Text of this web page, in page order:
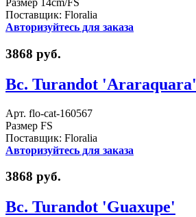
Размер 14cm/FS
Поставщик: Floralia
Авторизуйтесь для заказа
3868 руб.
Bc. Turandot 'Araraquara'
Арт. flo-cat-160567
Размер FS
Поставщик: Floralia
Авторизуйтесь для заказа
3868 руб.
Bc. Turandot 'Guaxupe'